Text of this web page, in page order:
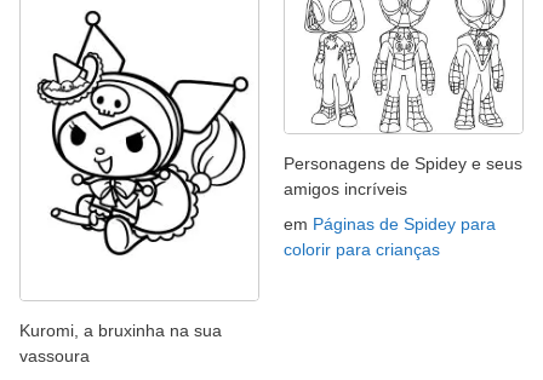
Kuromi, a bruxinha na sua
vassoura
Personagens de Spidey e seus
amigos incríveis
em Páginas de Spidey para
colorir para crianças